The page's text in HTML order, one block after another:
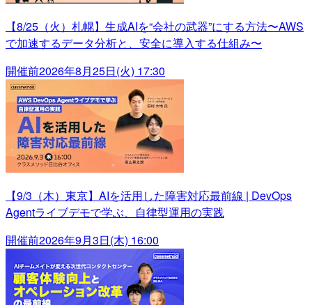
【8/25（火）札幌】生成AIを“会社の武器”にする方法〜AWS
で加速するデータ分析と、安全に導入する仕組み〜
開催前2026年8月25日(火) 17:30
【9/3（木）東京】AIを活用した障害対応最前線 | DevOps
Agentライブデモで学ぶ、自律型運用の実践
開催前2026年9月3日(木) 16:00